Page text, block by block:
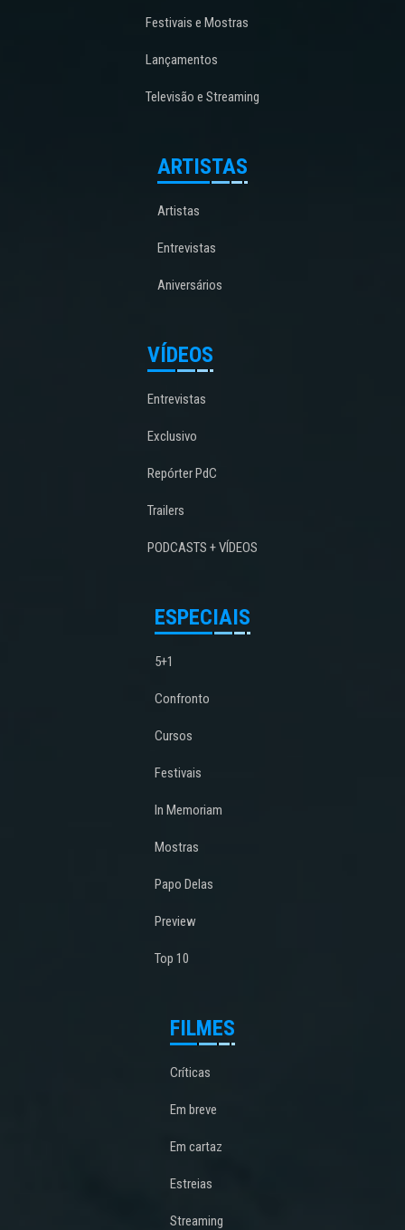
Festivais e Mostras
Lançamentos
Televisão e Streaming
ARTISTAS
Artistas
Entrevistas
Aniversários
VÍDEOS
Entrevistas
Exclusivo
Repórter PdC
Trailers
PODCASTS + VÍDEOS
ESPECIAIS
5+1
Confronto
Cursos
Festivais
In Memoriam
Mostras
Papo Delas
Preview
Top 10
FILMES
Críticas
Em breve
Em cartaz
Estreias
Streaming